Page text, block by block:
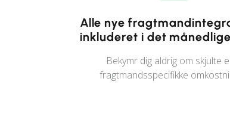
Alle nye
inkluderet i det
Bekymr dig aldrig om skjulte
fragtmandsspecifikke